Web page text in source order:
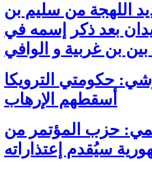
اللهجة من سليم بن
بعد ذكر إسمه في
بين بن غربية و الوافي
حكومتي الترويكا
أسقطهم الإرهاب
حزب المؤتمر من
سيُقدم إعتذاراته